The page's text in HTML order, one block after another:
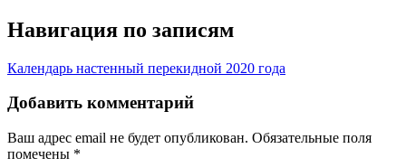
Навигация по записям
Календарь настенный перекидной 2020 года
Добавить комментарий
Ваш адрес email не будет опубликован. Обязательные поля
помечены *